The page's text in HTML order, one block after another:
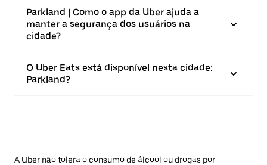
Parkland | Como o app da Uber ajuda a
manter a segurança dos usuários na
cidade?
O Uber Eats está disponível nesta cidade:
Parkland?
A Uber não tolera o consumo de álcool ou drogas por